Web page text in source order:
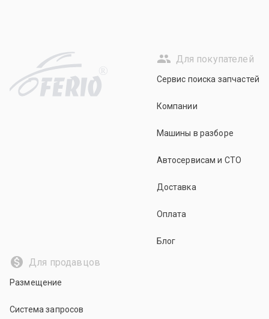
R
Для покупателей
Сервис поиска запчастей
Компании
Машины в разборе
Автосервисам и СТО
Доставка
Оплата
Блог
Для продавцов
Размещение
Система запросов